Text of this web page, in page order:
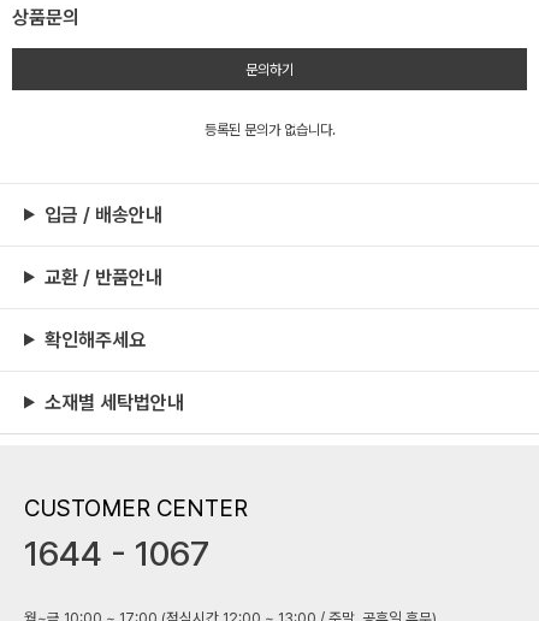
상품문의
문의하기
등록된 문의가 없습니다.
입금 / 배송안내
교환 / 반품안내
확인해주세요
소재별 세탁법안내
CUSTOMER CENTER
1644 - 1067